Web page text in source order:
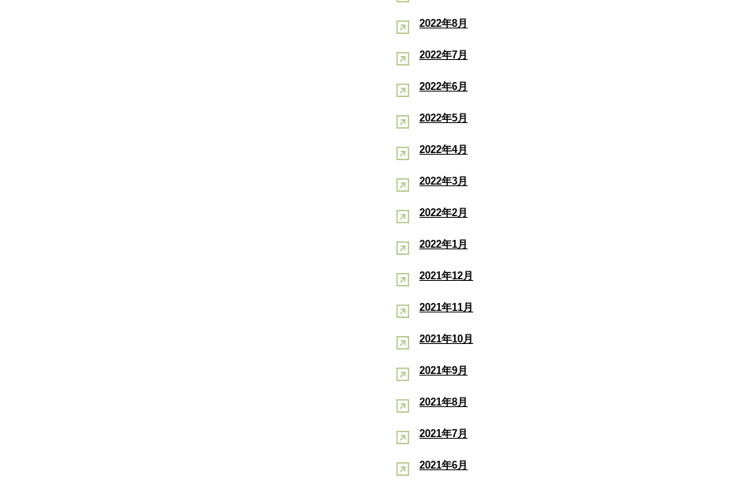
2022年8月
2022年7月
2022年6月
2022年5月
2022年4月
2022年3月
2022年2月
2022年1月
2021年12月
2021年11月
2021年10月
2021年9月
2021年8月
2021年7月
2021年6月